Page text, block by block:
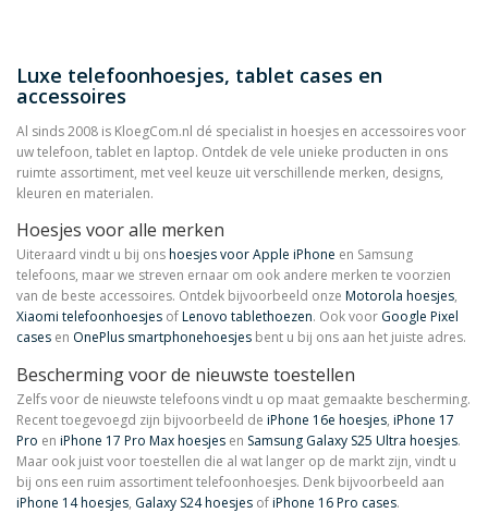
Luxe telefoonhoesjes, tablet cases en
accessoires
Al sinds 2008 is KloegCom.nl dé specialist in hoesjes en accessoires voor
uw telefoon, tablet en laptop. Ontdek de vele unieke producten in ons
ruimte assortiment, met veel keuze uit verschillende merken, designs,
kleuren en materialen.
Hoesjes voor alle merken
Uiteraard vindt u bij onshoesjes voor Apple iPhone en Samsung
telefoons, maar we streven ernaar om ook andere merken te voorzien
van de beste accessoires. Ontdek bijvoorbeeld onze Motorola hoesjes,
Xiaomi telefoonhoesjes ofLenovo tablethoezen. Ook voor Google Pixel
cases en OnePlus smartphonehoesjes bent u bij ons aan het juiste adres.
Bescherming voor de nieuwste toestellen
Zelfs voor de nieuwste telefoons vindt u op maat gemaakte bescherming.
Recent toegevoegd zijn bijvoorbeeld de iPhone 16e hoesjes, iPhone 17
Pro en iPhone 17 Pro Max hoesjes en Samsung Galaxy S25 Ultra hoesjes.
Maar ook juist voor toestellen die al wat langer op de markt zijn, vindt u
bij ons een ruim assortiment telefoonhoesjes. Denk bijvoorbeeld aan
iPhone 14 hoesjes, Galaxy S24 hoesjes ofiPhone 16 Pro cases.